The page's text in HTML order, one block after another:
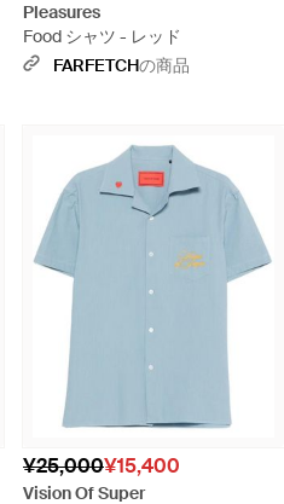
Pleasures
Food シャツ - レッド
FARFETCHの商品
¥25,000¥15,400
Vision Of Super